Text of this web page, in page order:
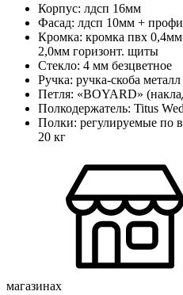
Корпус: лдсп 16мм
Фасад: лдсп 10мм +
Кромка: кромка пвх
2,0мм горизонт. щиты
Стекло: 4 мм безцветное
Ручка: ручка-скоба
Петля: «BOYARD»
Полкодержатель: Titus
Полки: регулируемые по
20 кг
магазинах